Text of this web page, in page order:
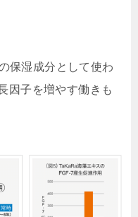
保湿成分として使わ
因子を増やす働きも